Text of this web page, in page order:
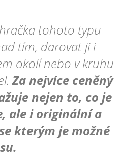
tohoto typu
tím, darovat ji i
okolí nebo v kruhu
Za nejvíce ceněný
nejen to, co je
ale i originální a
kterým je možné